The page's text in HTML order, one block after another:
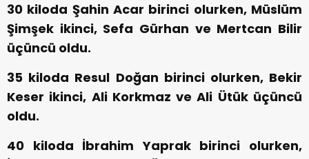
30 kiloda Şahin Acar birinci olurken, Müslüm
Şimşek ikinci, Sefa Gürhan ve Mertcan Bilir
üçüncü oldu.
35 kiloda Resul Doğan birinci olurken, Bekir
Keser ikinci, Ali Korkmaz ve Ali Ütük üçüncü
oldu.
40 kiloda İbrahim Yaprak birinci olurken,